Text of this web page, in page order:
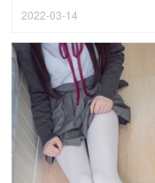
2022-03-14